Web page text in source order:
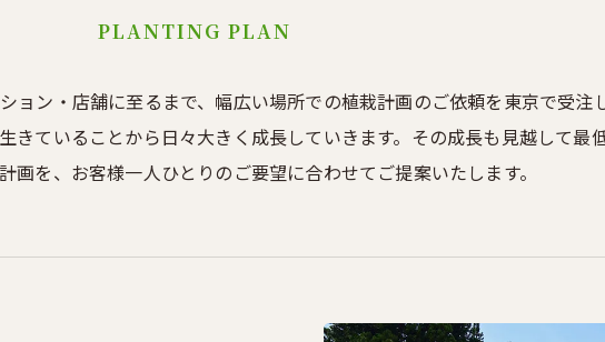
PLANTING PLAN
ョン・店舗に至るまで、幅広い場所での植栽計画のご依頼を東京で受注
きていることから日々大きく成長していきます。その成長も見越して最
を、お客様一人ひとりのご要望に合わせてご提案いたします。